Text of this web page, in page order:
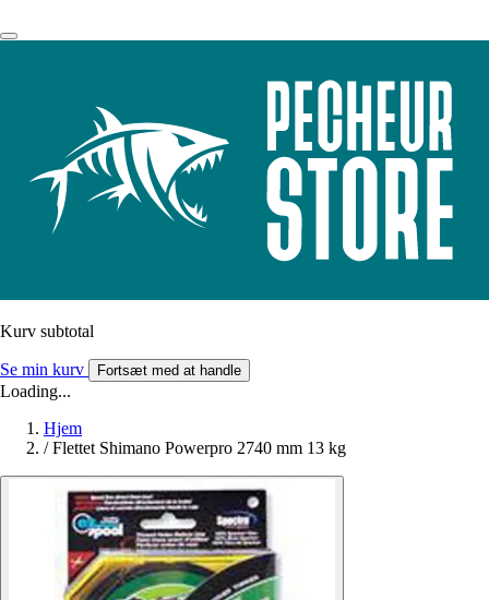
Kurv subtotal
Se min kurv Fortsæt med at handle
Loading...
Hjem
/ Flettet Shimano Powerpro 2740 mm 13 kg